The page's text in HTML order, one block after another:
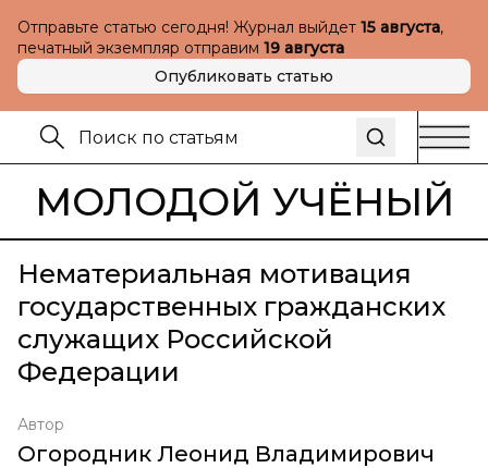
Отправьте статью сегодня! Журнал выйдет 15 августа,
печатный экземпляр отправим 19 августа
Опубликовать статью
МОЛОДОЙ УЧЁНЫЙ
Нематериальная мотивация
государственных гражданских
служащих Российской
Федерации
Автор
Огородник Леонид Владимирович